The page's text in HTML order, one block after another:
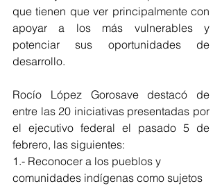
que tienen que ver principalmente con
apoyar a los más vulnerables y
potenciar sus oportunidades de
desarrollo.
Rocío López Gorosave destacó de
entre las 20 iniciativas presentadas por
el ejecutivo federal el pasado 5 de
febrero, las siguientes:
1.- Reconocer a los pueblos y
comunidades indígenas como sujetos